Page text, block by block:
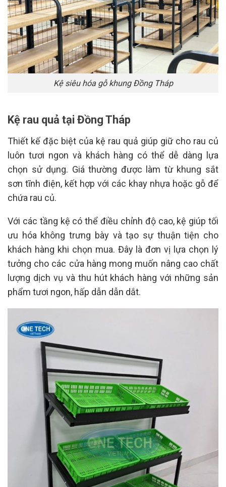
Kệ siêu hóa gỗ khung Đồng Tháp
Kệ rau quả tại Đồng Tháp
Thiết kế đặc biệt của kệ rau quả giúp giữ cho rau củ
luôn tươi ngon và khách hàng có thể dễ dàng lựa
chọn sử dụng. Giá thường được làm từ khung sắt
sơn tĩnh điện, kết hợp với các khay nhựa hoặc gỗ để
chứa rau củ.
Với các tầng kệ có thể điều chỉnh độ cao, kệ giúp tối
ưu hóa không trưng bày và tạo sự thuận tiện cho
khách hàng khi chọn mua. Đây là đơn vị lựa chọn lý
tưởng cho các cửa hàng mong muốn nâng cao chất
lượng dịch vụ và thu hút khách hàng với những sản
phẩm tươi ngon, hấp dẫn dẫn dắt.